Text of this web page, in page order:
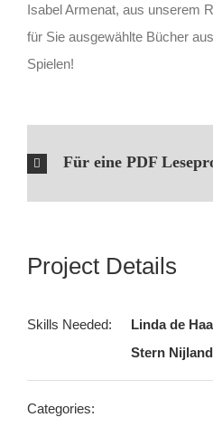
Isabel Armenat, aus unserem
für Sie ausgewählte Bücher
Spielen!
Für eine PDF
Project Details
Skills Needed:
Linda de
Stern Nijland
Categories: